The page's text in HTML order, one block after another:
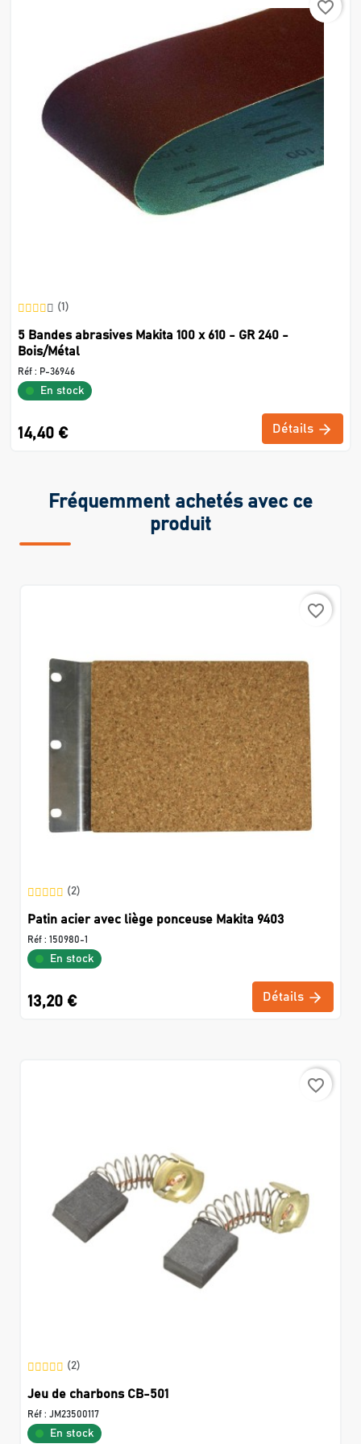
favorite_border
(1)
5 Bandes abrasives Makita 100 x 610 - GR 240 -
Bois/Métal
Réf : P-36946
En stock
14,40 € Détails
Fréquemment achetés avec ce
produit
favorite_border
(2)
Patin acier avec liège ponceuse Makita 9403
Réf : 150980-1
En stock
13,20 € Détails
favorite_border
(2)
Jeu de charbons CB-501
Réf : JM23500117
En stock